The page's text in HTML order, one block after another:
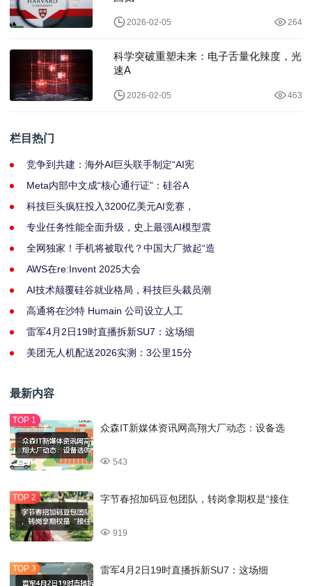
2026-02-05 264
科学突破重塑未来：电子舌量化辣度，光
速A
2026-02-05 463
栏目热门
竞争到共建：海外AI巨头联手制定“AI宪
Meta内部中文成“核心通行证”：硅谷A
科技巨头疯狂投入3200亿美元AI竞赛，
专业任务性能全面升级，史上最强AI模型震
全网独家！手机将被取代？中国大厂掀起“造
AWS在re:Invent 2025大会
AI技术颠覆硅谷就业格局，科技巨头裁员潮
高通将在沙特 Humain 公司设立人工
雷军4月2日19时直播拆新SU7：这场细
美团无人机配送2026实测：3公里15分
最新内容
众森IT新媒体资讯网高翔大厂动态：设备选
543
字节春招加码豆包团队，转岗拿期权是“接住
919
雷军4月2日19时直播拆新SU7：这场细